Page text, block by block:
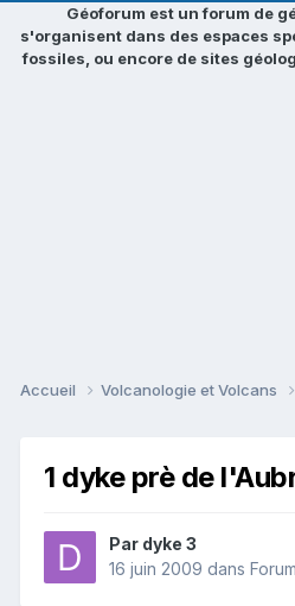
Géoforum est un forum de
s'organisent dans des espaces
fossiles, ou encore de sites
Accueil Volcanologie et Volcans
1 dyke prè de
Par dyke 3
16 juin 2009 dans